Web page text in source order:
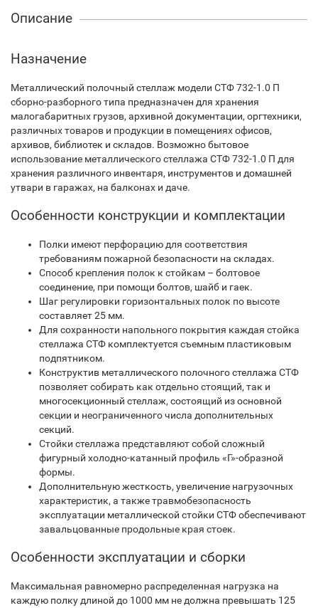
Описание
Назначение
Металлический полочный стеллаж модели СТФ 732-1.0 П
сборно-разборного типа предназначен для хранения
малогабаритных грузов, архивной документации, оргтехники,
различных товаров и продукции в помещениях офисов,
архивов, библиотек и складов. Возможно бытовое
использование металлического стеллажа СТФ 732-1.0 П для
хранения различного инвентаря, инструментов и домашней
утвари в гаражах, на балконах и даче.
Особенности конструкции и комплектации
Полки имеют перфорацию для соответствия
требованиям пожарной безопасности на складах.
Способ крепления полок к стойкам – болтовое
соединение, при помощи болтов, шайб и гаек.
Шаг регулировки горизонтальных полок по высоте
составляет 25 мм.
Для сохранности напольного покрытия каждая стойка
стеллажа СТФ комплектуется съемным пластиковым
подпятником.
Конструктив металлического полочного стеллажа СТФ
позволяет собирать как отдельно стоящий, так и
многосекционный стеллаж, состоящий из основной
секции и неограниченного числа дополнительных
секций.
Стойки стеллажа представляют собой сложный
фигурный холодно-катанный профиль «Г»-образной
формы.
Дополнительную жесткость, увеличение нагрузочных
характеристик, а также травмобезопасность
эксплуатации металлической стойки СТФ обеспечивают
завальцованные продольные края стоек.
Особенности эксплуатации и сборки
Максимальная равномерно распределенная нагрузка на
каждую полку длиной до 1000 мм не должна превышать 125